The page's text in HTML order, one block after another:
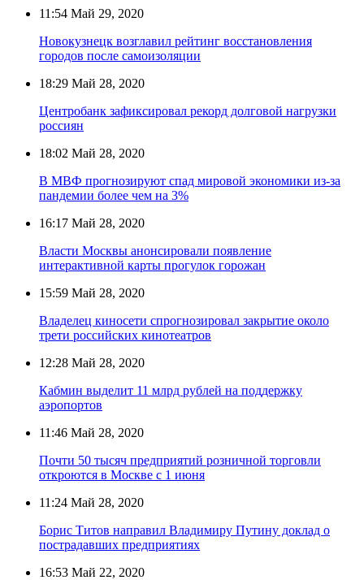
11:54 Май 29, 2020
Новокузнецк возглавил рейтинг восстановления
городов после самоизоляции
18:29 Май 28, 2020
Центробанк зафиксировал рекорд долговой нагрузки
россиян
18:02 Май 28, 2020
В МВФ прогнозируют спад мировой экономики из-за
пандемии более чем на 3%
16:17 Май 28, 2020
Власти Москвы анонсировали появление
интерактивной карты прогулок горожан
15:59 Май 28, 2020
Владелец киносети спрогнозировал закрытие около
трети российских кинотеатров
12:28 Май 28, 2020
Кабмин выделит 11 млрд рублей на поддержку
аэропортов
11:46 Май 28, 2020
Почти 50 тысяч предприятий розничной торговли
откроются в Москве с 1 июня
11:24 Май 28, 2020
Борис Титов направил Владимиру Путину доклад о
пострадавших предприятиях
16:53 Май 22, 2020